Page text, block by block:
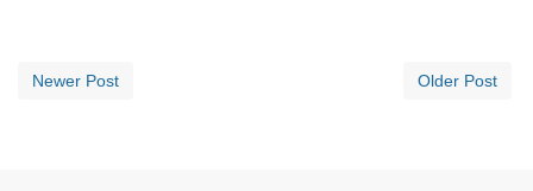
Newer Post Older Post